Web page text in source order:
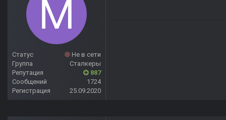
Статус
Не в сети
Группа
Сталкеры
Репутация
887
Сообщений
1724
Регистрация
25.09.2020